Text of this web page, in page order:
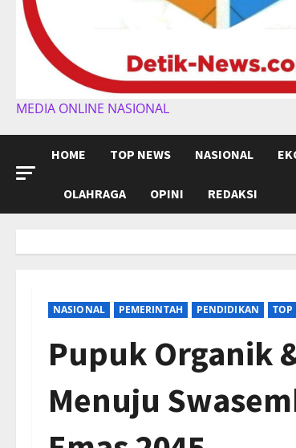
MEDIA ONLINE NASIONAL
HOME TOP NEWS NASIONAL
OLAHRAGA OPINI REDAKSI
NASIONAL PEMERINTAH PENDIDIKAN TOP
Pupuk Organik
Menuju